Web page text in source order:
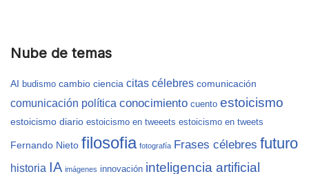
Nube de temas
AI budismo cambio ciencia citas célebres comunicación
comunicación política conocimiento cuento estoicismo
estoicismo diario estoicismo en tweeets estoicismo en tweets
Fernando Nieto filosofia fotografía Frases célebres futuro
historia IA imágenes innovación inteligencia artificial